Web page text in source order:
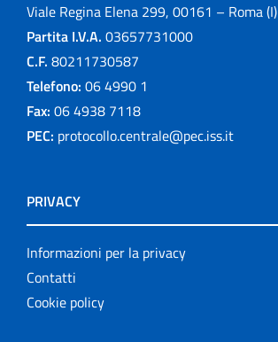
Viale Regina Elena 299, 00161 – Roma (I)
Partita I.V.A. 03657731000
C.F. 80211730587
Telefono: 06 4990 1
Fax: 06 4938 7118
PEC: protocollo.centrale@pec.iss.it
PRIVACY
Informazioni per la privacy
Contatti
Cookie policy